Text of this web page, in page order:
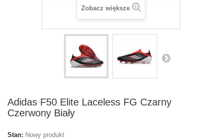
Zobacz większe
Adidas F50 Elite Laceless FG Czarny
Czerwony Biały
Stan: Nowy produkt